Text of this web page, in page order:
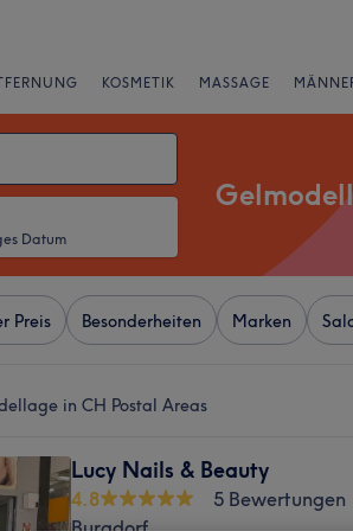
KOSMETIK MASSAGE
Datum
Preis Besonderheiten Marken
in CH Postal Areas
Lucy Nails & Beauty
4.8
5 Bewertungen